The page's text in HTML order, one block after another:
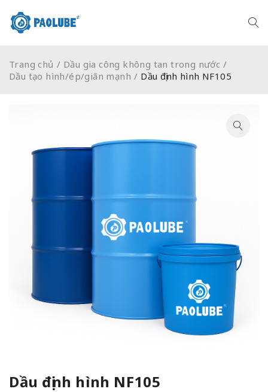
Trang chủ / Dầu gia công không tan trong nước /
Dầu tạo hình/ép/giãn mạnh / Dầu định hình NF105
Dầu định hình NF105